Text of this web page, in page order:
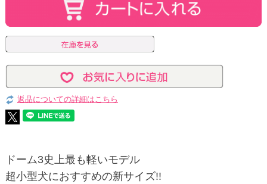
返品についての詳細はこちら
ドーム3史上最も軽いモデル
超小型犬におすすめの新サイズ!!